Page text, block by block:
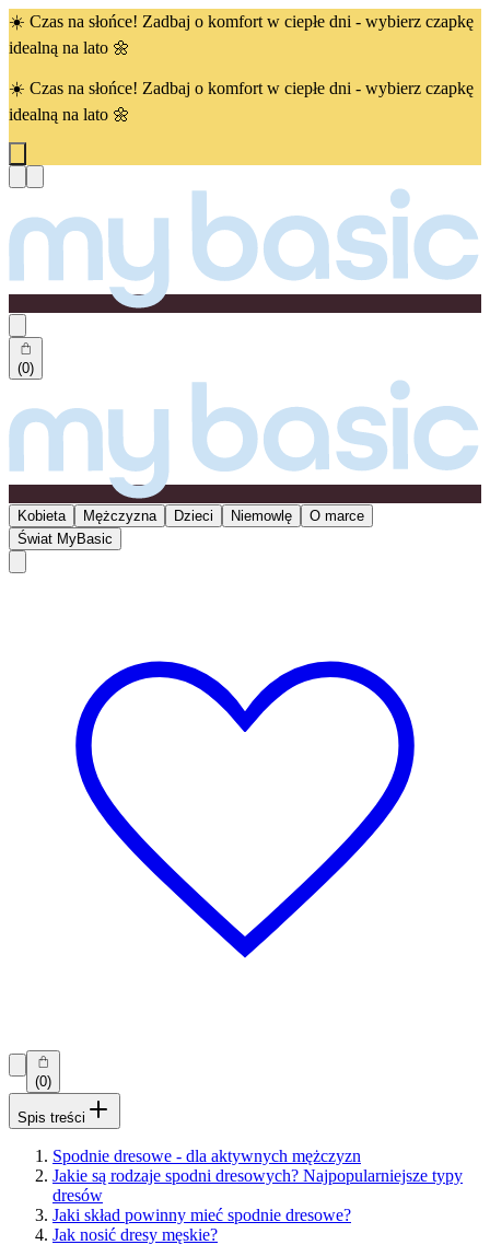
☀️ Czas na słońce! Zadbaj o komfort w ciepłe dni - wybierz czapkę
idealną na lato 🌼
☀️ Czas na słońce! Zadbaj o komfort w ciepłe dni - wybierz czapkę
idealną na lato 🌼
(0)
Kobieta Mężczyzna Dzieci Niemowlę
O marce
Świat MyBasic
(0)
Spis treści
Spodnie dresowe - dla aktywnych mężczyzn
Jakie są rodzaje spodni dresowych? Najpopularniejsze typy
dresów
Jaki skład powinny mieć spodnie dresowe?
Jak nosić dresy męskie?